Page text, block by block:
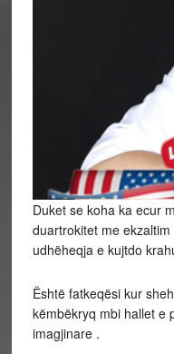
Duket se koha ka ecur
duartrokitet me
udhëheqja e kujtdo
Është fatkeqësi kur
këmbëkryq mbi hallet e
imagjinare .